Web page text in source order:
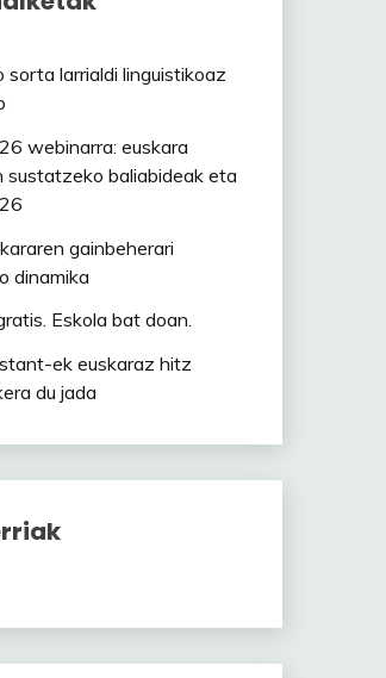
sorta larrialdi linguistikoaz
webinarra: euskara
sustatzeko baliabideak eta
gainbeherari
dinamika
Eskola bat doan.
ek euskaraz hitz
du jada